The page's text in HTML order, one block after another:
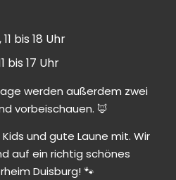
bis 18 Uhr
bis 17 Uhr
werden außerdem zwei
vorbeischauen. 🦊
und gute Laune mit. Wir
auf ein richtig schönes
Duisburg! 🐾